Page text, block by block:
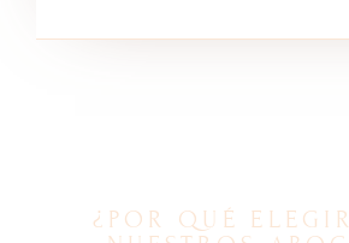
¿POR QUÉ